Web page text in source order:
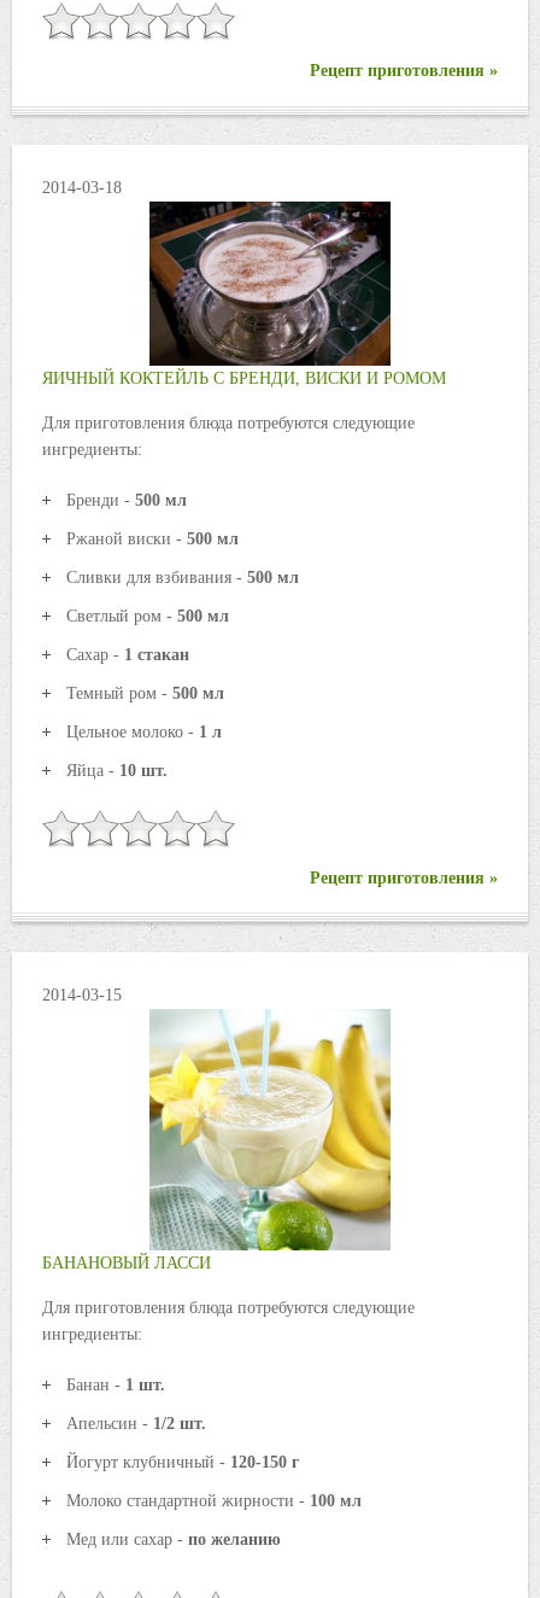
Рецепт приготовления »
2014-03-18
ЯИЧНЫЙ КОКТЕЙЛЬ С БРЕНДИ, ВИСКИ И РОМОМ
Для приготовления блюда потребуются следующие
ингредиенты:
Бренди - 500 мл
Ржаной виски - 500 мл
Сливки для взбивания - 500 мл
Светлый ром - 500 мл
Сахар - 1 стакан
Темный ром - 500 мл
Цельное молоко - 1 л
Яйца - 10 шт.
Рецепт приготовления »
2014-03-15
БАНАНОВЫЙ ЛАССИ
Для приготовления блюда потребуются следующие
ингредиенты:
Банан - 1 шт.
Апельсин - 1/2 шт.
Йогурт клубничный - 120-150 г
Молоко стандартной жирности - 100 мл
Мед или сахар - по желанию